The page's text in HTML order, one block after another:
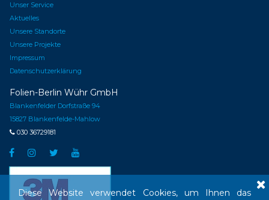
Unser Service
Aktuelles
Unsere Standorte
Unsere Projekte
Impressum
Datenschutzerklärung
Folien-Berlin Wühr GmbH
Blankenfelder Dorfstraße 94
15827 Blankenfelde-Mahlow
 030 36729181
   
Diese Website verwendet Cookies, um Ihnen das